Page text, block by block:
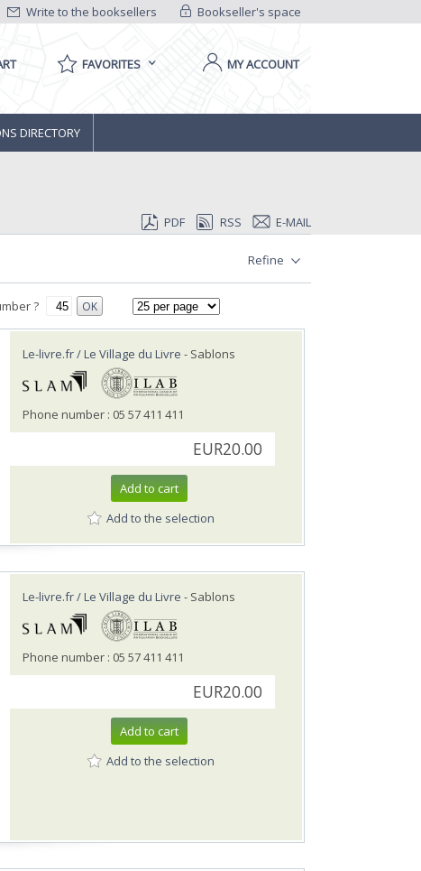
Bookseller's space
Write to the booksellers
FAVORITES MY ACCOUNT
DIRECTORY
PDF RSS E-MAIL
Refine
? OK
Le-livre.fr / Le Village du Livre - Sablons
Phone number : 05 57 411 411
EUR20.00
Add to cart
Add to the selection
Le-livre.fr / Le Village du Livre - Sablons
Phone number : 05 57 411 411
EUR20.00
Add to cart
Add to the selection